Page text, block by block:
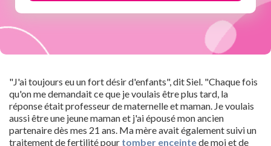
"J'ai toujours eu un fort désir d'enfants", dit Siel. "Chaque fois
qu'on me demandait ce que je voulais être plus tard, la
réponse était professeur de maternelle et maman. Je voulais
aussi être une jeune maman et j'ai épousé mon ancien
partenaire dès mes 21 ans. Ma mère avait également suivi un
traitement de fertilité pour tomber enceintede moi et de